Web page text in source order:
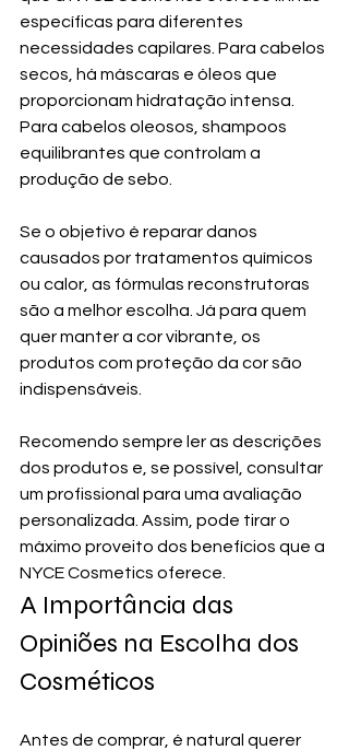
específicas para diferentes
necessidades capilares. Para cabelos
secos, há máscaras e óleos que
proporcionam hidratação intensa.
Para cabelos oleosos, shampoos
equilibrantes que controlam a
produção de sebo.
Se o objetivo é reparar danos
causados por tratamentos químicos
ou calor, as fórmulas reconstrutoras
são a melhor escolha. Já para quem
quer manter a cor vibrante, os
produtos com proteção da cor são
indispensáveis.
Recomendo sempre ler as descrições
dos produtos e, se possível, consultar
um profissional para uma avaliação
personalizada. Assim, pode tirar o
máximo proveito dos benefícios que a
NYCE Cosmetics oferece.
A Importância das
Opiniões na Escolha dos
Cosméticos
Antes de comprar, é natural querer